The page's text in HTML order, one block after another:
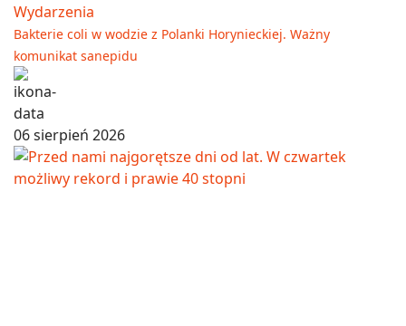
Wydarzenia
Bakterie coli w wodzie z Polanki Horynieckiej. Ważny
komunikat sanepidu
06 sierpień 2026